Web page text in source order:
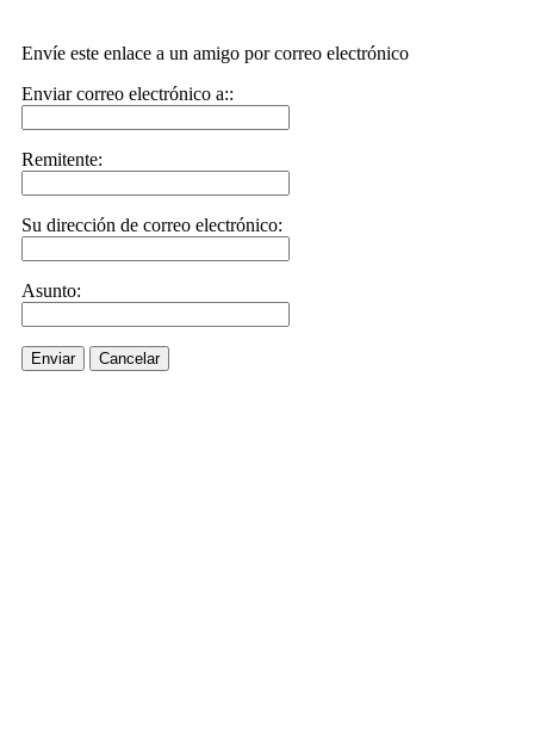
Envíe este enlace a un amigo por correo electrónico
Enviar correo electrónico a::
Remitente:
Su dirección de correo electrónico:
Asunto:
Enviar Cancelar